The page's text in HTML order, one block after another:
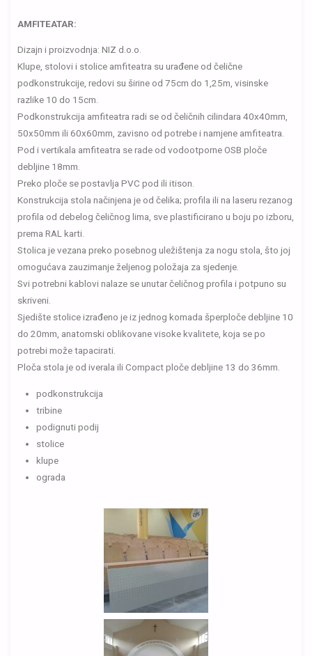
AMFITEATAR:
Dizajn i proizvodnja: NIZ d.o.o.
Klupe, stolovi i stolice amfiteatra su urađene od čelične
podkonstrukcije, redovi su širine od 75cm do 1,25m, visinske
razlike 10 do 15cm.
Podkonstrukcija amfiteatra radi se od čeličnih cilindara 40x40mm,
50x50mm ili 60x60mm, zavisno od potrebe i namjene amfiteatra.
Pod i vertikala amfiteatra se rade od vodootporne OSB ploče
debljine 18mm.
Preko ploče se postavlja PVC pod ili itison.
Konstrukcija stola načinjena je od čelika; profila ili na laseru rezanog
profila od debelog čeličnog lima, sve plastificirano u boju po izboru,
prema RAL karti.
Stolica je vezana preko posebnog uležištenja za nogu stola, što joj
omogućava zauzimanje željenog položaja za sjedenje.
Svi potrebni kablovi nalaze se unutar čeličnog profila i potpuno su
skriveni.
Sjedište stolice izrađeno je iz jednog komada šperploče debljine 10
do 20mm, anatomski oblikovane visoke kvalitete, koja se po
potrebi može tapacirati.
Ploča stola je od iverala ili Compact ploče debljine 13 do 36mm.
podkonstrukcija
tribine
podignuti podij
stolice
klupe
ograda